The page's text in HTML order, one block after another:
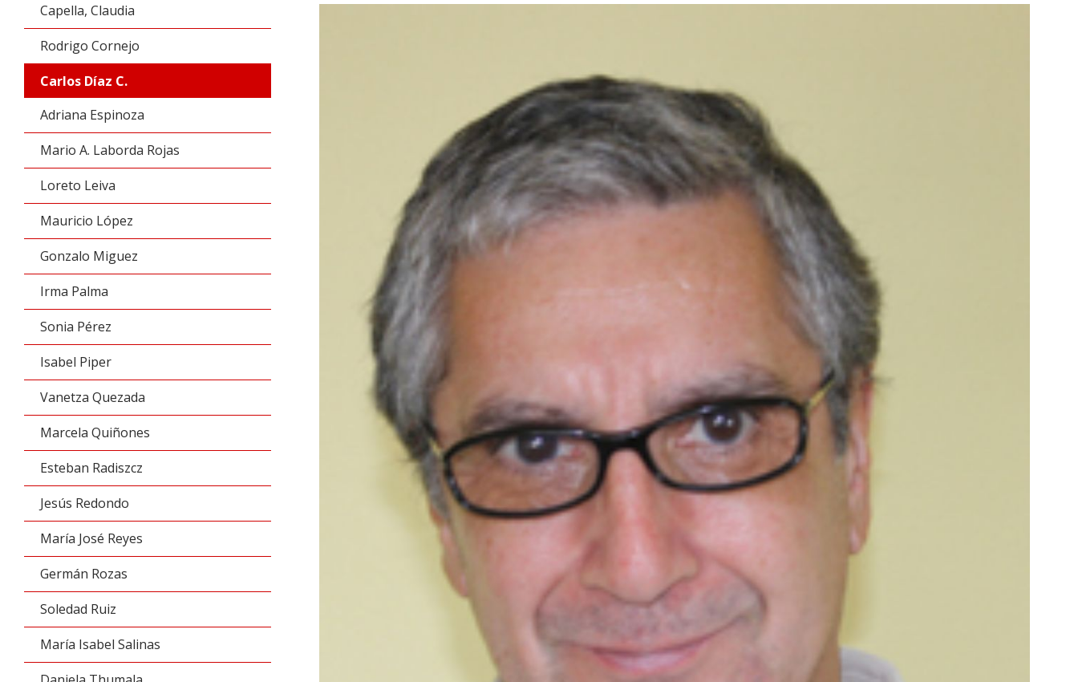
Capella, Claudia
Rodrigo Cornejo
Carlos Díaz C.
Adriana Espinoza
Mario A. Laborda Rojas
Loreto Leiva
Mauricio López
Gonzalo Miguez
Irma Palma
Sonia Pérez
Isabel Piper
Vanetza Quezada
Marcela Quiñones
Esteban Radiszcz
Jesús Redondo
María José Reyes
Germán Rozas
Soledad Ruiz
María Isabel Salinas